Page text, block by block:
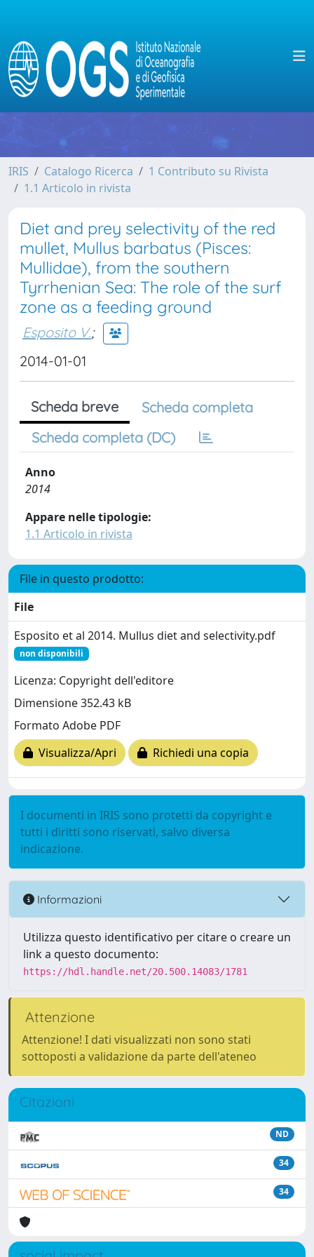
IRIS Catalogo Ricerca
1 Contributo su Rivista
1.1 Articolo in rivista
Diet and prey selectivity of the red
mullet, Mullus barbatus (Pisces:
Mullidae), from the southern
Tyrrhenian Sea: The role of the surf
zone as a feeding ground
Esposito V.;
2014-01-01
Scheda breve
Scheda completa
Scheda completa (DC)
Anno
2014
Appare nelle tipologie:
1.1 Articolo in rivista
File in questo prodotto:
File
Esposito et al 2014. Mullus diet and selectivity.pdf
non disponibili
Licenza: Copyright dell'editore
Dimensione 352.43 kB
Formato Adobe PDF
Visualizza/Apri
Richiedi una copia
I documenti in IRIS sono protetti da copyright e
tutti i diritti sono riservati, salvo diversa
indicazione.
Informazioni
Utilizza questo identificativo per citare o creare un
link a questo documento:
https://hdl.handle.net/20.500.14083/1781
Attenzione
Attenzione! I dati visualizzati non sono stati
sottoposti a validazione da parte dell'ateneo
Citazioni
ND
34
34